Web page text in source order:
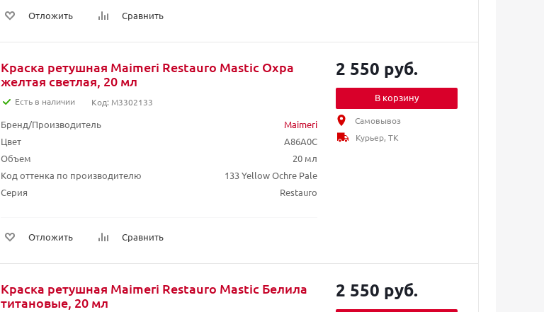
Отложить Сравнить
Краска ретушная Maimeri Restauro Mastic Охра
желтая светлая, 20 мл
Есть в наличии Код: M3302133
Бренд/Производитель
Maimeri
Цвет
A86A0C
Объем
20 мл
Код оттенка по производителю
133 Yellow Ochre Pale
Серия
Restauro
Отложить Сравнить
2 550 руб.
В корзину
Самовывоз
Курьер, ТК
Краска ретушная Maimeri Restauro Mastic Белила
титановые, 20 мл
2 550 руб.